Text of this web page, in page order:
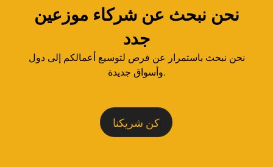
نحن نبحث عن شركاء موزعين
جدد
نحن نبحث باستمرار عن فرص لتوسيع أعمالكم إلى دول
وأسواق جديدة.
كن شريكنا